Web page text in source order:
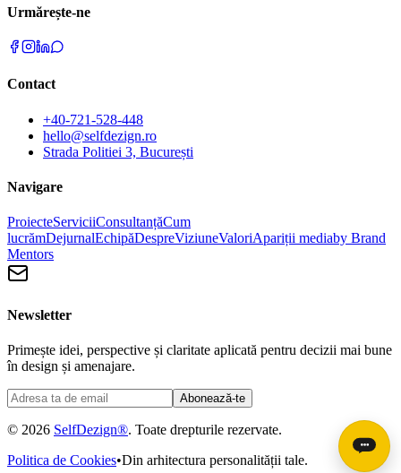
Urmărește-ne
Contact
+40-721-528-448
hello@selfdezign.ro
Strada Politiei 3, București
Navigare
ProiecteServiciiConsultanțăCum
lucrămDejurnalEchipăDespreViziuneValoriApariții mediaby Brand
Mentors
Newsletter
Primește idei, perspective și claritate aplicată pentru decizii mai bune
în design și amenajare.
Abonează-te
© 2026 SelfDezign®. Toate drepturile rezervate.
Politica de Cookies•Din arhitectura personalității tale.